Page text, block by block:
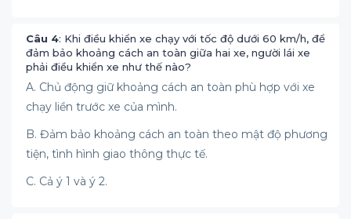
Câu 4: Khi điều khiển xe chạy với tốc độ dưới 60 km/h, để
đảm bảo khoảng cách an toàn giữa hai xe, người lái xe
phải điều khiển xe như thế nào?
A. Chủ động giữ khoảng cách an toàn phù hợp với xe
chạy liền trước xe của mình.
B. Đảm bảo khoảng cách an toàn theo mật độ phương
tiện, tình hình giao thông thực tế.
C. Cả ý 1 và ý 2.